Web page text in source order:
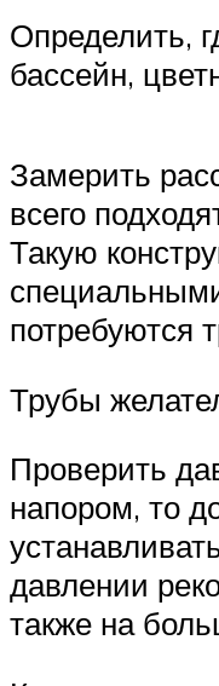
Меню
Определить,
бассейн,
Замерить
всего
Такую
потребуются
Трубы
Проверить
напором, то
давлении
также на